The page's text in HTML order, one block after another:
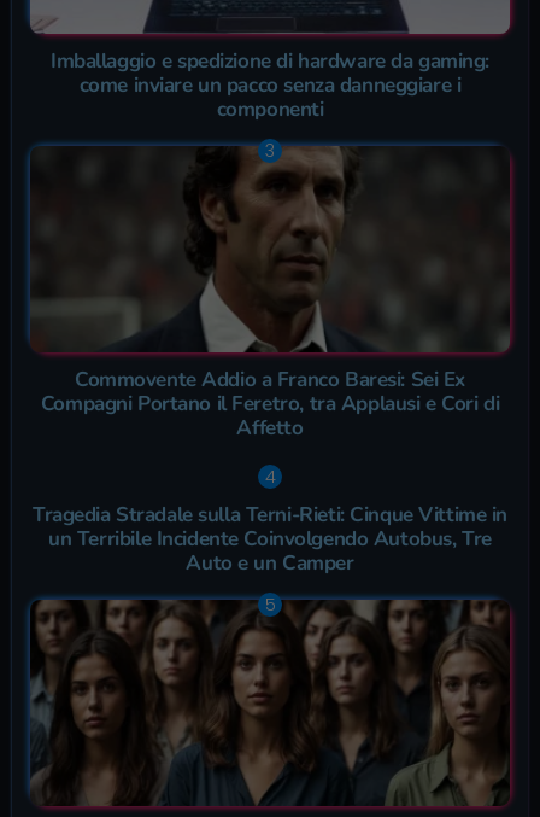
Imballaggio e spedizione di hardware da gaming:
come inviare un pacco senza danneggiare i
componenti
Commovente Addio a Franco Baresi: Sei Ex
Compagni Portano il Feretro, tra Applausi e Cori di
Affetto
Tragedia Stradale sulla Terni-Rieti: Cinque Vittime in
un Terribile Incidente Coinvolgendo Autobus, Tre
Auto e un Camper